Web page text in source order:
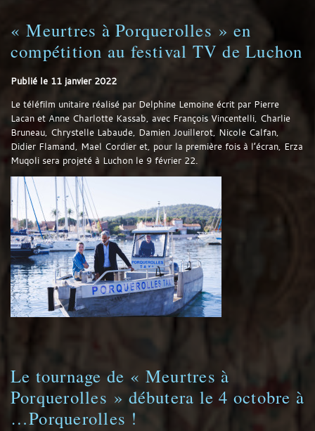
« Meurtres à Porquerolles » en
compétition au festival TV de Luchon
Publié le 11 janvier 2022
Le téléfilm unitaire réalisé par Delphine Lemoine écrit par Pierre
Lacan et Anne Charlotte Kassab, avec François Vincentelli, Charlie
Bruneau, Chrystelle Labaude, Damien Jouillerot, Nicole Calfan,
Didier Flamand, Mael Cordier et, pour la première fois à l’écran, Erza
Muqoli sera projeté à Luchon le 9 février 22.
Le tournage de « Meurtres à
Porquerolles » débutera le 4 octobre à
…Porquerolles !